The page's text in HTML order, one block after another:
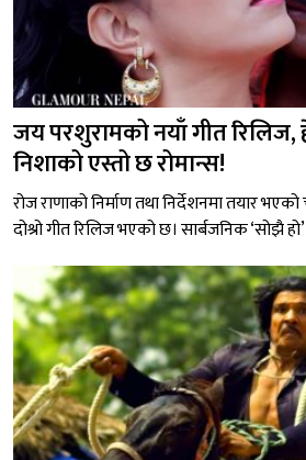
जय परशुरामको नयाँ गीत रिलिज,
निशाको एस्तो छ रोमान्स!
रोज राणाको निर्माण तथा निर्देशनमा तयार
दोश्रो गीत रिलिज भएको छ। सार्बजनिक ‘सोझै